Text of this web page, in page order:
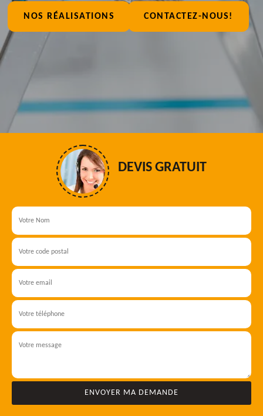
NOS RÉALISATIONS CONTACTEZ-NOUS!
DEVIS GRATUIT